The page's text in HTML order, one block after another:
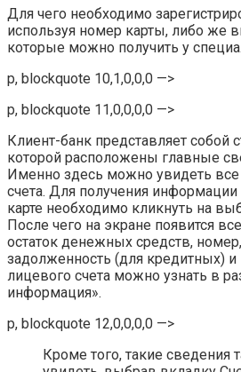
Для чего необходимо
используя номер карты, либо же
которые можно получить у
p, blockquote 10,1,0,0,0 —>
p, blockquote 11,0,0,0,0 —>
Клиент-банк представляет собой
которой расположены главные
Именно здесь можно увидеть все
счета. Для получения
карте необходимо кликнуть на
После чего на экране появится
остаток денежных средств,
задолженность (для кредитных)
лицевого счета можно узнать в
информация».
p, blockquote 12,0,0,0,0 —>
Кроме того, такие сведения